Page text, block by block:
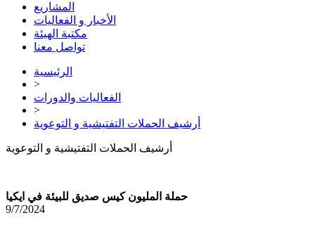
المشاريع
الأخبار و الفعاليات
مكتبة الهيئة
تواصل معنا
الرئيسية
>
الفعاليات والدورات
>
أرشيف الحملات التفتيشية و التوعوية
أرشيف الحملات التفتيشية و التوعوية
حملة المليون كيس صديق للبيئة في ايكيا
9/7/2024